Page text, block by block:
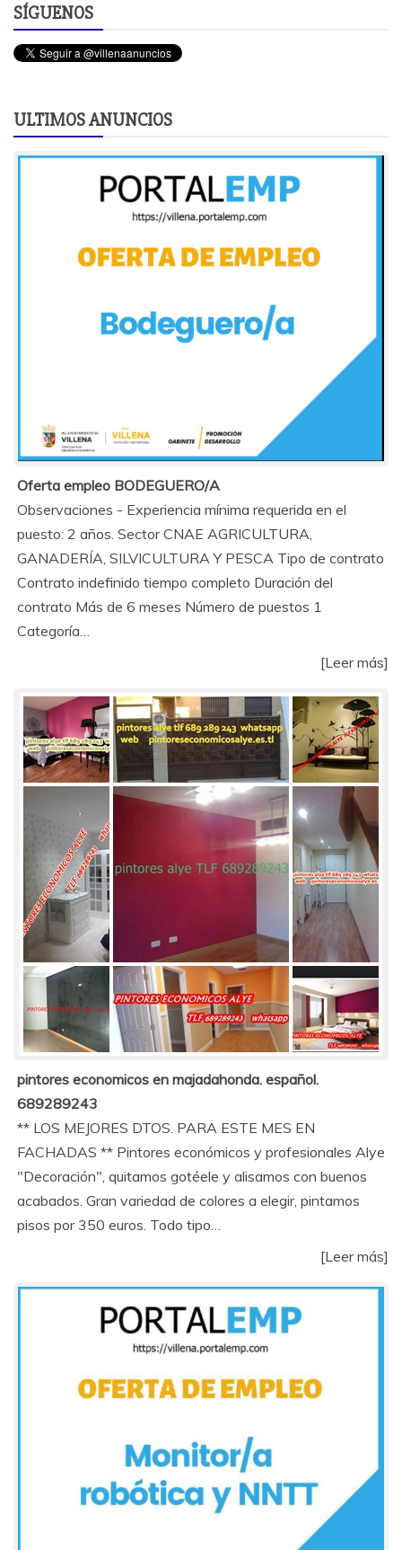
SÍGUENOS
ULTIMOS ANUNCIOS
Oferta empleo BODEGUERO/A
Observaciones - Experiencia mínima requerida en el
puesto: 2 años. Sector CNAE AGRICULTURA,
GANADERÍA, SILVICULTURA Y PESCA Tipo de contrato
Contrato indefinido tiempo completo Duración del
contrato Más de 6 meses Número de puestos 1
Categoría…
[Leer más]
pintores economicos en majadahonda. español.
689289243
** LOS MEJORES DTOS. PARA ESTE MES EN
FACHADAS ** Pintores económicos y profesionales Alye
"Decoración", quitamos gotéele y alisamos con buenos
acabados. Gran variedad de colores a elegir, pintamos
pisos por 350 euros. Todo tipo…
[Leer más]